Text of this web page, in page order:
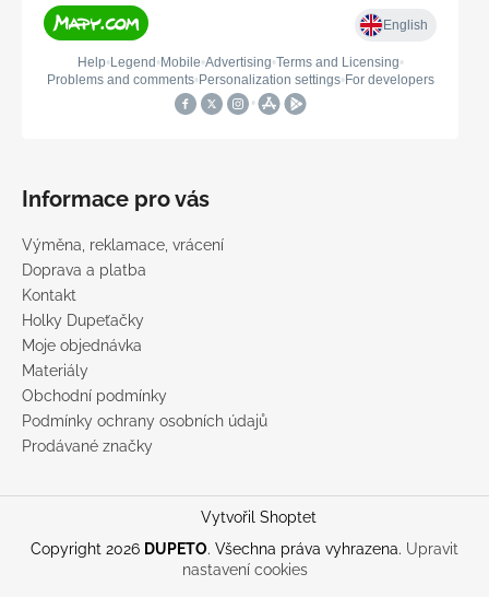
Informace pro vás
Výměna, reklamace, vrácení
Doprava a platba
Kontakt
Holky Dupeťačky
Moje objednávka
Materiály
Obchodní podmínky
Podmínky ochrany osobních údajů
Prodávané značky
Vytvořil Shoptet
Copyright 2026 DUPETO. Všechna práva vyhrazena. Upravit
nastavení cookies